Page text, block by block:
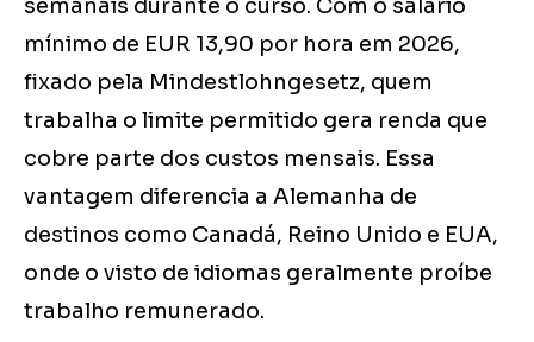
semanais durante o curso. Com o salário
mínimo de EUR 13,90 por hora em 2026,
fixado pela Mindestlohngesetz, quem
trabalha o limite permitido gera renda que
cobre parte dos custos mensais. Essa
vantagem diferencia a Alemanha de
destinos como Canadá, Reino Unido e EUA,
onde o visto de idiomas geralmente proíbe
trabalho remunerado.